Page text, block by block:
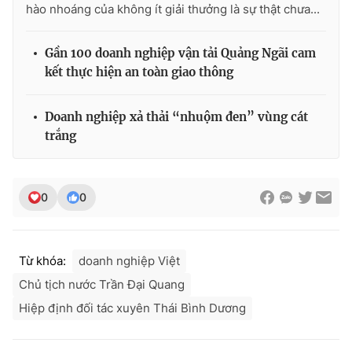
hào nhoáng của không ít giải thưởng là sự thật chưa...
Gần 100 doanh nghiệp vận tải Quảng Ngãi cam
kết thực hiện an toàn giao thông
Doanh nghiệp xả thải “nhuộm đen” vùng cát
trắng
0 0
Từ khóa:
doanh nghiệp Việt
Chủ tịch nước Trần Đại Quang
Hiệp định đối tác xuyên Thái Bình Dương